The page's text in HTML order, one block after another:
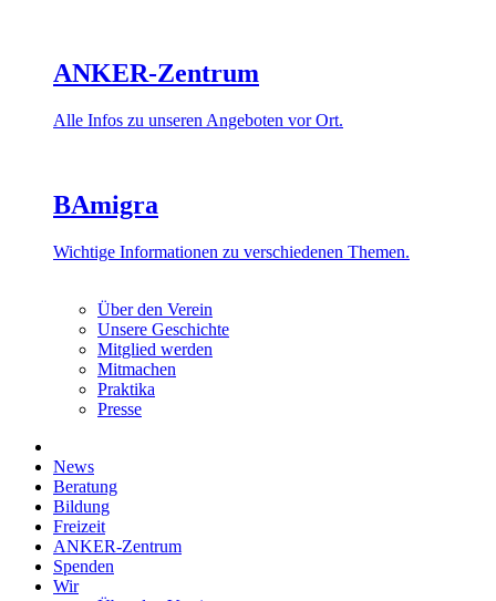
ANKER-Zentrum
Alle Infos zu unseren Angeboten vor Ort.
BAmigra
Wichtige Informationen zu verschiedenen Themen.
Über den Verein
Unsere Geschichte
Mitglied werden
Mitmachen
Praktika
Presse
News
Beratung
Bildung
Freizeit
ANKER-Zentrum
Spenden
Wir